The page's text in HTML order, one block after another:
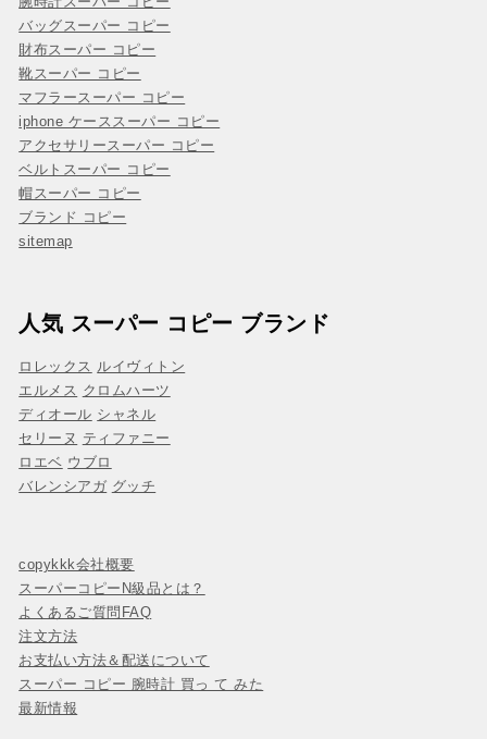
バッグスーパー コピー
財布スーパー コピー
靴スーパー コピー
マフラースーパー コピー
iphone ケーススーパー コピー
アクセサリースーパー コピー
ベルトスーパー コピー
帽スーパー コピー
ブランド コピー
sitemap
人気 スーパー コピー ブランド
ロレックス ルイヴィトン
エルメス クロムハーツ
ディオール シャネル
セリーヌ ティファニー
ロエベ ウブロ
バレンシアガ グッチ
copykkk会社概要
スーパーコピーN級品とは？
よくあるご質問FAQ
注文方法
お支払い方法＆配送について
スーパー コピー 腕時計 買っ て みた
最新情報